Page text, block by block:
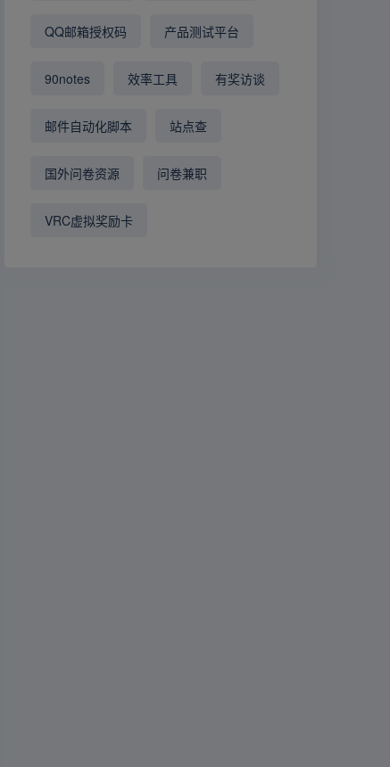
QQ邮箱授权码 产品测试平台
90notes 效率工具 有奖访谈
邮件自动化脚本 站点查
国外问卷资源 问卷兼职
VRC虚拟奖励卡